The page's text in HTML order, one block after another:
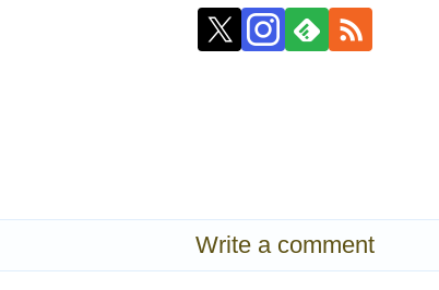
Write a comment